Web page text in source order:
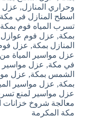
وحراري المنازل, عزل
اسطح المنازل في مكة
تسرب المياه فوم بمكة
بمكة, عزل فوم عوازل
المنازل بمكة, عزل
عزل مواسير المياة من
في مكة, عزل مواسير
الشمس بمكة, عزل
بمكة, عزل مواسير
عزل مواسير لمنع
معالجة شروخ خزانات
مكة المكرمة